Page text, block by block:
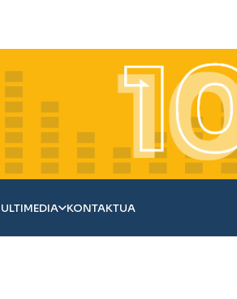
KONTAKTUA